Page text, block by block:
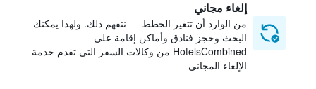
إلغاء مجاني
من الوارد أن تتغير الخطط — نتفهم ذلك. ولهذا يمكنك
البحث وحجز فنادق وأماكن إقامة على
HotelsCombined من وكالات السفر التي تقدم خدمة
الإلغاء المجاني